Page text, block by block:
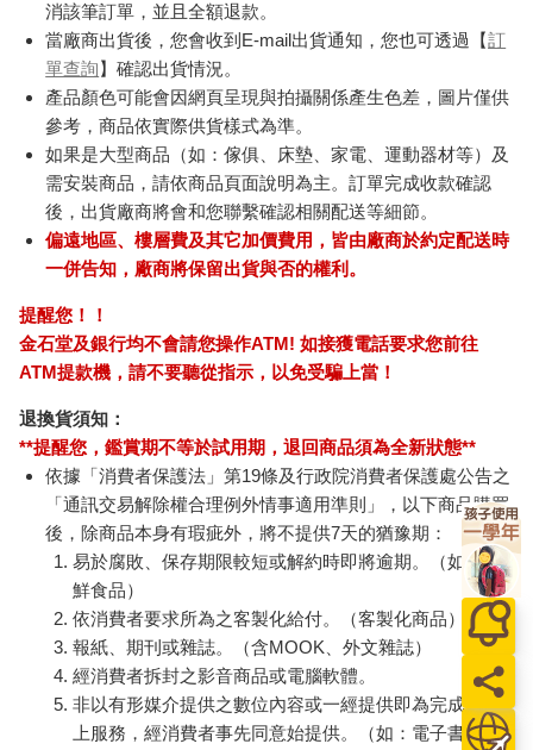
消該筆訂單，並且全額退款。
當廠商出貨後，您會收到E-mail出貨通知，您也可透過【訂
單查詢】確認出貨情況。
產品顏色可能會因網頁呈現與拍攝關係產生色差，圖片僅供
參考，商品依實際供貨樣式為準。
如果是大型商品（如：傢俱、床墊、家電、運動器材等）及
需安裝商品，請依商品頁面說明為主。訂單完成收款確認
後，出貨廠商將會和您聯繫確認相關配送等細節。
偏遠地區、樓層費及其它加價費用，皆由廠商於約定配送時
一併告知，廠商將保留出貨與否的權利。
提醒您！！
金石堂及銀行均不會請您操作ATM! 如接獲電話要求您前往
ATM提款機，請不要聽從指示，以免受騙上當！
退換貨須知：
**提醒您，鑑賞期不等於試用期，退回商品須為全新狀態**
依據「消費者保護法」第19條及行政院消費者保護處公告之
「通訊交易解除權合理例外情事適用準則」，以下商品購買
後，除商品本身有瑕疵外，將不提供7天的猶豫期：
易於腐敗、保存期限較短或解約時即將逾期。（如：生
鮮食品）
依消費者要求所為之客製化給付。（客製化商品）
報紙、期刊或雜誌。（含MOOK、外文雜誌）
經消費者拆封之影音商品或電腦軟體。
非以有形媒介提供之數位內容或一經提供即為完成之線
上服務，經消費者事先同意始提供。（如：電子書、電